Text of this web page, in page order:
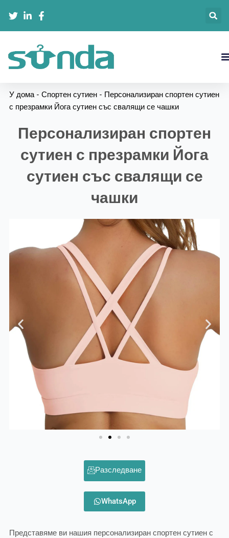
内
У дома- Спортен сутиен- Персонализиран спортен сутиен
с презрамки Йога сутиен със свалящи се чашки
Персонализиран спортен
сутиен с презрамки Йога
сутиен със свалящи се
чашки
Разследване
WhatsApp
Представяме ви нашия персонализиран спортен сутиен с